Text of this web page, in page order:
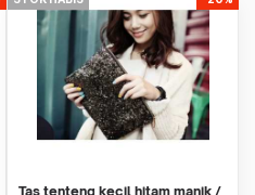
Tas tenteng kecil hitam manik /